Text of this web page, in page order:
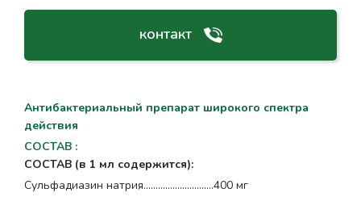
контакт
Антибактериальный препарат широкого спектра
действия
СОСТАВ :
СОСТАВ (в 1 мл содержится):
Сульфадиазин натрия...………………….….400 мг